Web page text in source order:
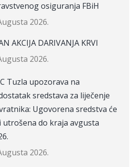
osiguranja FBiH
2026.
AKCIJA DARIVANJA KRVI
2026.
Tuzla upozorava na
sredstava za liječenje
Ugovorena sredstva će
utrošena do kraja avgusta
2026.